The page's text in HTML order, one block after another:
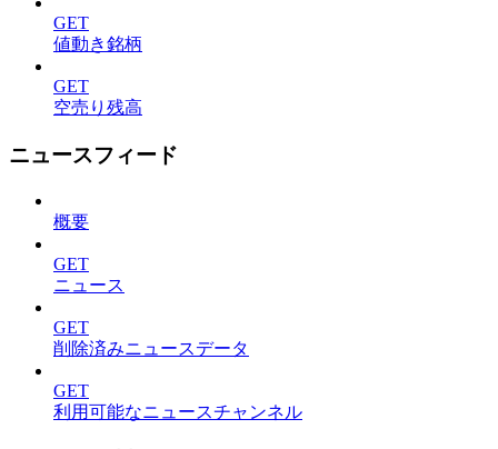
GET
値動き銘柄
GET
空売り残高
ニュースフィード
概要
GET
ニュース
GET
削除済みニュースデータ
GET
利用可能なニュースチャンネル